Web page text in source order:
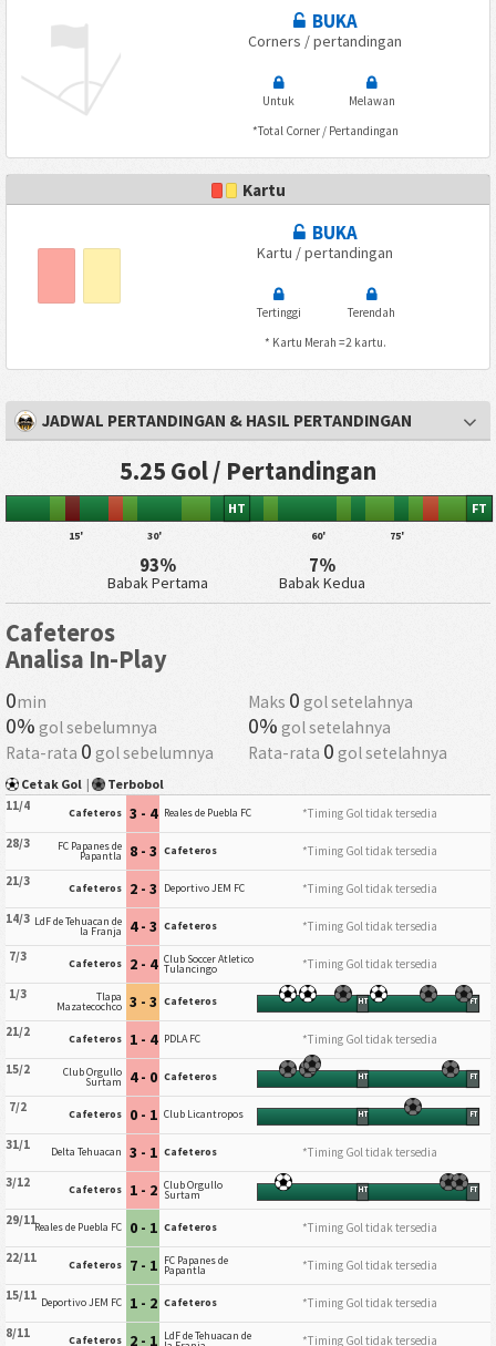
BUKA
Corners / pertandingan
Untuk
Melawan
*Total Corner / Pertandingan
Kartu
BUKA
Kartu / pertandingan
Tertinggi
Terendah
* Kartu Merah =2 kartu.
JADWAL PERTANDINGAN & HASIL PERTANDINGAN
5.25 Gol / Pertandingan
15' 30'
HT
60' 75'
FT
93%
Babak Pertama
7%
Babak Kedua
Cafeteros
Analisa In-Play
0min Maks 0 gol setelahnya
0% gol sebelumnya 0% gol setelahnya
Rata-rata 0 gol sebelumnya Rata-rata 0 gol setelahnya
Cetak Gol | Terbobol
11/4 Cafeteros 3 - 4 Reales de Puebla FC
*Timing Gol tidak tersedia
28/3
FC Papanes de
Papantla 8 - 3 Cafeteros
*Timing Gol tidak tersedia
21/3
Cafeteros 2 - 3 Deportivo JEM FC
*Timing Gol tidak tersedia
14/3 LdF de Tehuacan de
la Franja 4 - 3 Cafeteros
*Timing Gol tidak tersedia
7/3
Cafeteros 2 - 4 Club Soccer Atletico
Tulancingo
*Timing Gol tidak tersedia
1/3
Tlapa
Mazatecochco 3 - 3 Cafeteros HT FT
21/2 Cafeteros 1 - 4 PDLA FC
*Timing Gol tidak tersedia
15/2
Club Orgullo
Surtam 4 - 0 Cafeteros HT FT
7/2 Cafeteros 0 - 1 Club Licantropos HT FT
31/1 Delta Tehuacan 3 - 1 Cafeteros
*Timing Gol tidak tersedia
3/12
Cafeteros 1 - 2 Club Orgullo
Surtam HT FT
29/11Reales de Puebla FC 0 - 1 Cafeteros
*Timing Gol tidak tersedia
22/11
Cafeteros 7 - 1 FC Papanes de
Papantla
*Timing Gol tidak tersedia
15/11 Deportivo JEM FC 1 - 2 Cafeteros
*Timing Gol tidak tersedia
8/11
Cafeteros 2 - 1 LdF de Tehuacan de *Timing Gol tidak tersedia